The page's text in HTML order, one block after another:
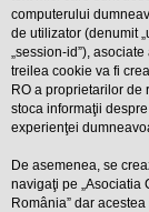
o
r
l
o
r
d
e
r
l
o
t
computerului
de utilizator (denumit
„session-id”),
treilea cookie va fi
RO a proprietarilor de
stoca informaţii
experienţei
De asemenea, se
navigaţi pe „Asociatia
România” dar